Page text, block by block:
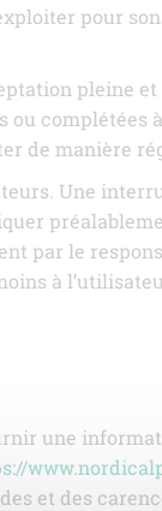
pour
pleine
ou
de manière
Une
par le
à
une
et des